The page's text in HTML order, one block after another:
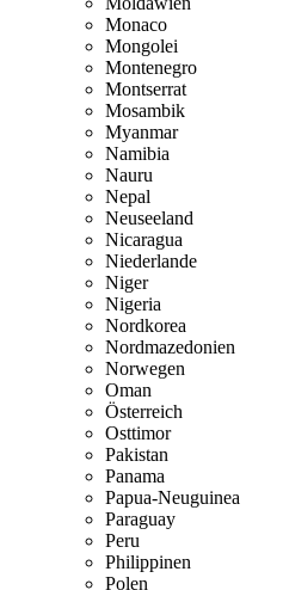
Monaco
Mongolei
Montenegro
Montserrat
Mosambik
Myanmar
Namibia
Nauru
Nepal
Neuseeland
Nicaragua
Niederlande
Niger
Nigeria
Nordkorea
Nordmazedonien
Norwegen
Oman
Österreich
Osttimor
Pakistan
Panama
Papua-Neuguinea
Paraguay
Peru
Philippinen
Polen